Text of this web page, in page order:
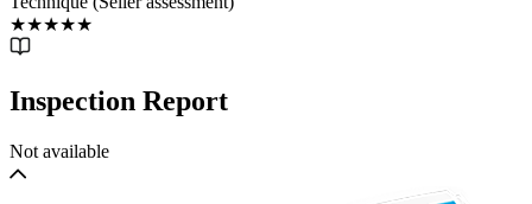
★★★★★
Inspection Report
Not available